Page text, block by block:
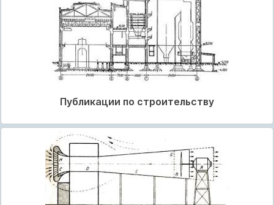
Публикации по строительству